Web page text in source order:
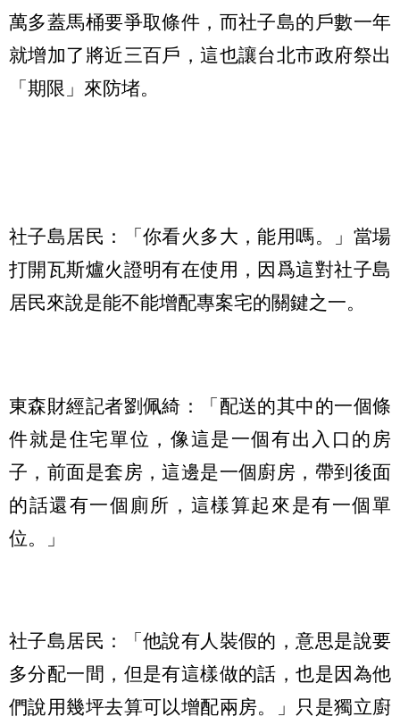
萬多蓋馬桶要爭取條件，而社子島的戶數一年
就增加了將近三百戶，這也讓台北市政府祭出
「期限」來防堵。
社子島居民：「你看火多大，能用嗎。」當場
打開瓦斯爐火證明有在使用，因爲這對社子島
居民來說是能不能增配專案宅的關鍵之一。
東森財經記者劉佩綺：「配送的其中的一個條
件就是住宅單位，像這是一個有出入口的房
子，前面是套房，這邊是一個廚房，帶到後面
的話還有一個廁所，這樣算起來是有一個單
位。」
社子島居民：「他說有人裝假的，意思是說要
多分配一間，但是有這樣做的話，也是因為他
們說用幾坪去算可以增配兩房。」只是獨立廚